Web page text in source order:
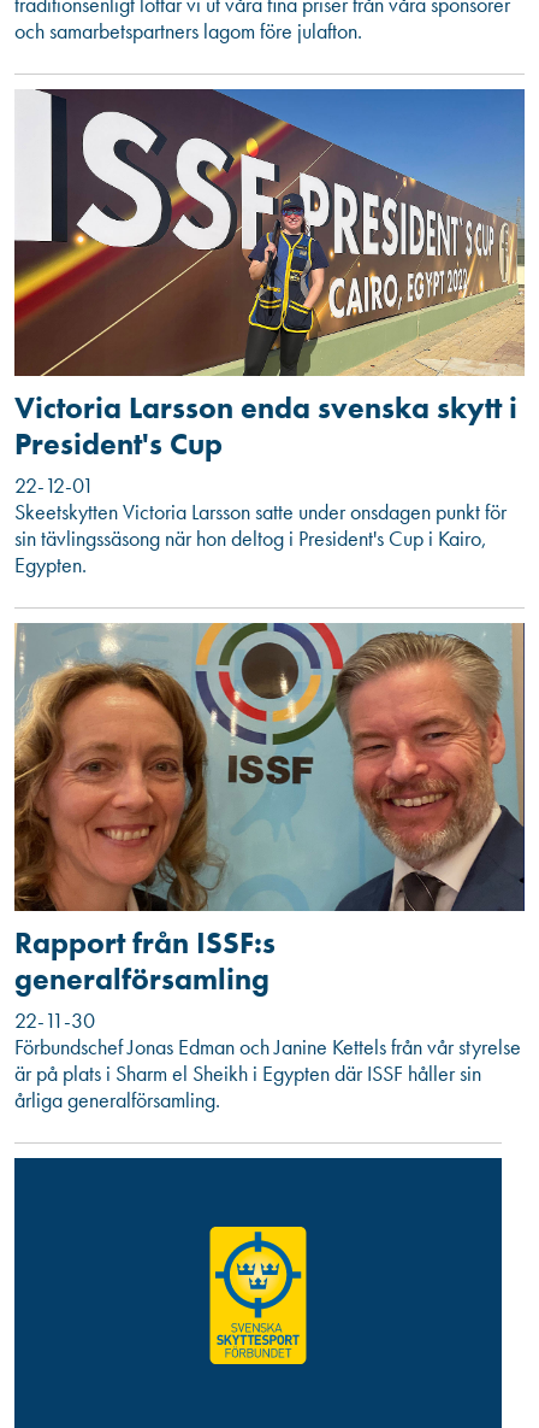
och samarbetspartners lagom före julafton.
Victoria Larsson enda svenska skytt i
President's Cup
22-12-01
Skeetskytten Victoria Larsson satte under onsdagen punkt för
sin tävlingssäsong när hon deltog i President's Cup i Kairo,
Egypten.
Rapport från ISSF:s
generalförsamling
22-11-30
Förbundschef Jonas Edman och Janine Kettels från vår styrelse
är på plats i Sharm el Sheikh i Egypten där ISSF håller sin
årliga generalförsamling.